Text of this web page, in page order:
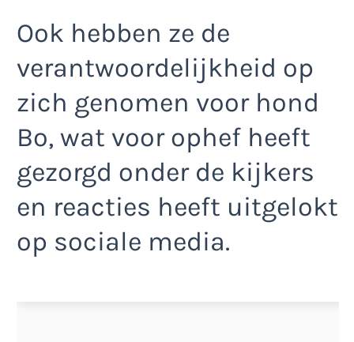
Ook hebben ze de
verantwoordelijkheid op
zich genomen voor hond
Bo, wat voor ophef heeft
gezorgd onder de kijkers
en reacties heeft uitgelokt
op sociale media.